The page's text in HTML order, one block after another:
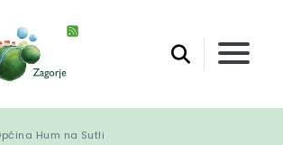
Hum na Sutli